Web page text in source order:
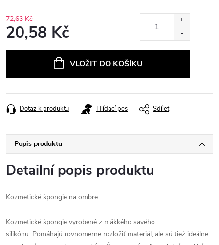
72,63 Kč
20,58 Kč
VLOŽIT DO KOŠÍKU
Dotaz k produktu Hlídací pes Sdílet
Popis produktu
Detailní popis produktu
Kozmetické špongie na ombre
Kozmetické špongie vyrobené z mäkkého savého
silikónu. Pomáhajú rovnomerne rozložiť materiál, ale sú tiež ideálne